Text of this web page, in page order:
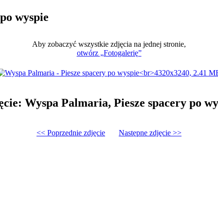
wyspie
Aby zobaczyć wszystkie zdjęcia na jednej stronie,
otwórz „Fotogalerię”
Wyspa Palmaria, Piesze spacery po
<< Poprzednie zdjęcie Następne zdjęcie >>